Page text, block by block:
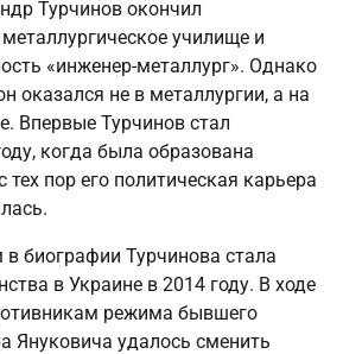
Турчинов окончил
училище и
«инженер-металлург». Однако
оказался не в металлургии, а на
Впервые Турчинов стал
когда была образована
тех пор его политическая карьера
биографии Турчинова стала
в Украине в 2014 году. В ходе
режима бывшего
Януковича удалось сменить